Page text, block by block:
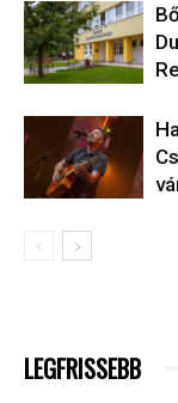
LEGFRISSEBB